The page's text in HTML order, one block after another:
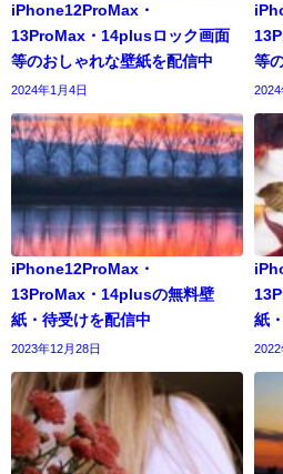
iPhone12ProMax・
13ProMax・14plusロック画面
等のおしゃれな壁紙を配信中
2024年1月4日
等
2024
iPhone12ProMax・
13ProMax・14plusの無料壁
紙・待受けを配信中
2023年12月28日
紙
2022